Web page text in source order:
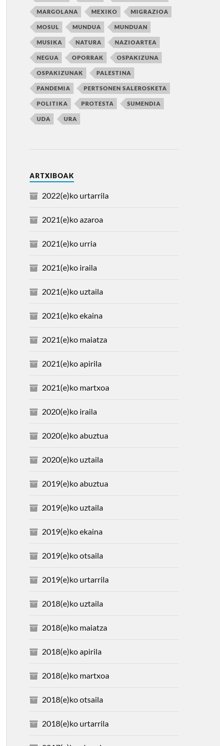
MARGOLANA MEXIKO MIGRAZIOA
MOSUL MUNDUA MUNDUAN
MUSIKA NATURA NAZIOARTEA
NEGUA OPORRAK OSPAKIZUNA
OSPAKIZUNAK PALESTINA
PANDEMIA PERTSONEN SALEROSKETA
POLITIKA PROTESTA SUMENDIA
UDA URA
ARTXIBOAK
2022(e)ko urtarrila
2021(e)ko azaroa
2021(e)ko urria
2021(e)ko iraila
2021(e)ko uztaila
2021(e)ko ekaina
2021(e)ko maiatza
2021(e)ko apirila
2021(e)ko martxoa
2020(e)ko iraila
2020(e)ko abuztua
2020(e)ko uztaila
2019(e)ko abuztua
2019(e)ko uztaila
2019(e)ko ekaina
2019(e)ko otsaila
2019(e)ko urtarrila
2018(e)ko uztaila
2018(e)ko maiatza
2018(e)ko apirila
2018(e)ko martxoa
2018(e)ko otsaila
2018(e)ko urtarrila